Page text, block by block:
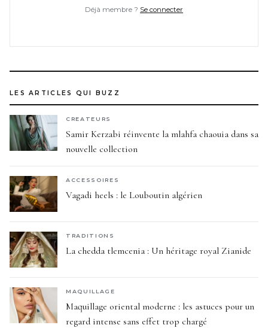
Déjà membre ? Se connecter
LES ARTICLES QUI BUZZ
CREATEURS
Samir Kerzabi réinvente la mlahfa chaouia dans sa
nouvelle collection
ACCESSOIRES
Vagadi heels : le Louboutin algérien
TRADITIONS
La chedda tlemcenia : Un héritage royal Zianide
MAQUILLAGE
Maquillage oriental moderne : les astuces pour un
regard intense sans effet trop chargé